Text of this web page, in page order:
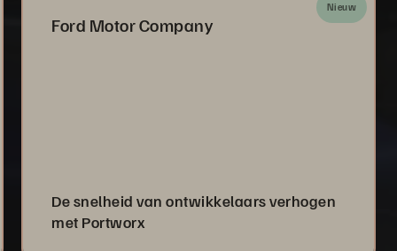
Nieuw
Ford Motor Company
De snelheid van ontwikkelaars verhogen
met Portworx